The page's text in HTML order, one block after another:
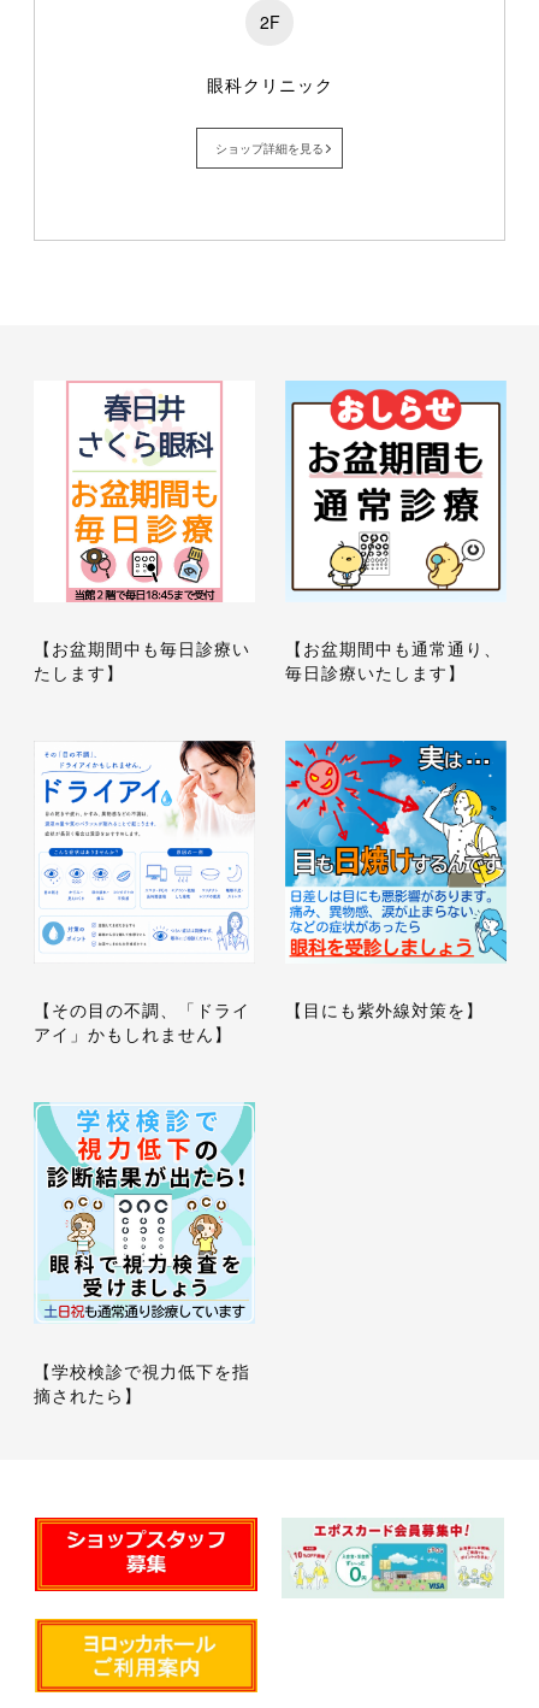
2F
眼科クリニック
ショップ詳細を見る
【お盆期間中も毎日診療い
たします】
【お盆期間中も通常通り、
毎日診療いたします】
【その目の不調、「ドライ
アイ」かもしれません】
【目にも紫外線対策を】
【学校検診で視力低下を指
摘されたら】